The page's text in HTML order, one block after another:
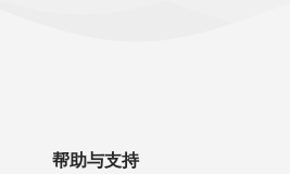
帮助与支持